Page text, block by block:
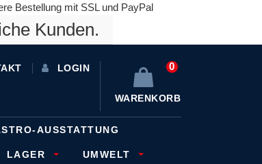
Bestellung mit SSL und PayPal
Kunden.
LOGIN 0
WARENKORB
AUSSTATTUNG
LAGER UMWELT